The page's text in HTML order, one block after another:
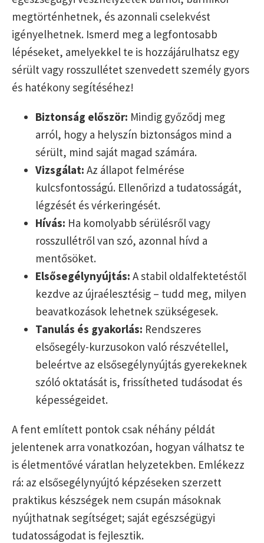
megtörténhetnek, és azonnali cselekvést
igényelhetnek. Ismerd meg a legfontosabb
lépéseket, amelyekkel te is hozzájárulhatsz egy
sérült vagy rosszullétet szenvedett személy gyors
és hatékony segítéséhez!
Biztonság először: Mindig győződj meg
arról, hogy a helyszín biztonságos mind a
sérült, mind saját magad számára.
Vizsgálat: Az állapot felmérése
kulcsfontosságú. Ellenőrizd a tudatosságát,
légzését és vérkeringését.
Hívás: Ha komolyabb sérülésről vagy
rosszullétről van szó, azonnal hívd a
mentősöket.
Elsősegélynyújtás: A stabil oldalfektetéstől
kezdve az újraélesztésig – tudd meg, milyen
beavatkozások lehetnek szükségesek.
Tanulás és gyakorlás: Rendszeres
elsősegély-kurzusokon való részvétellel,
beleértve az elsősegélynyújtás gyerekeknek
szóló oktatását is, frissítheted tudásodat és
képességeidet.
A fent említett pontok csak néhány példát
jelentenek arra vonatkozóan, hogyan válhatsz te
is életmentővé váratlan helyzetekben. Emlékezz
rá: az elsősegélynyújtó képzéseken szerzett
praktikus készségek nem csupán másoknak
nyújthatnak segítséget; saját egészségügyi
tudatosságodat is fejlesztik.